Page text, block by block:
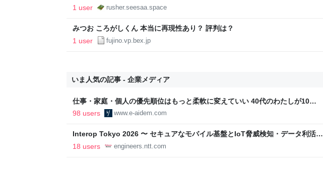
1 user
rusher.seesaa.space
みつお ころがしくん 本当に再現性あり？ 評判は？
1 user
fujino.vp.bex.jp
いま人気の記事 - 企業メディア
仕事・家庭・個人の優先順位はもっと柔軟に変えていい 40代のわたしが10年
後の自分に伝えたいこと - りっすん by イーアイデム
98 users www.e-aidem.com
Interop Tokyo 2026 〜 セキュアなモバイル基盤とIoT脅威検知・データ利活用
への取り組み 〜 - NTT docomo Business Engineers' Blog
18 users engineers.ntt.com